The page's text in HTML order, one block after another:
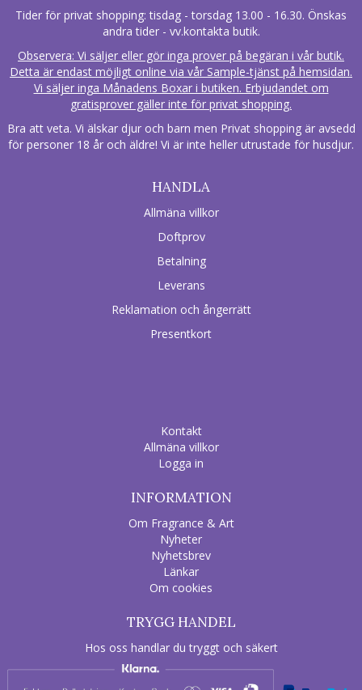
Tider för privat shopping: tisdag - torsdag 13.00 - 16.30. Önskas
andra tider - vv.kontakta butik.
Observera: Vi säljer eller gör inga prover på begäran i vår butik.
Detta är endast möjligt online via vår Sample-tjänst på hemsidan.
Vi säljer inga Månadens Boxar i butiken. Erbjudandet om
gratisprover gäller inte för privat shopping.
Bra att veta. Vi älskar djur och barn men Privat shopping är avsedd
för personer 18 år och äldre! Vi är inte heller utrustade för husdjur.
HANDLA
Allmäna villkor
Doftprov
Betalning
Leverans
Reklamation och ångerrätt
Presentkort
Kontakt
Allmäna villkor
Logga in
INFORMATION
Om Fragrance & Art
Nyheter
Nyhetsbrev
Länkar
Om cookies
TRYGG HANDEL
Hos oss handlar du tryggt och säkert